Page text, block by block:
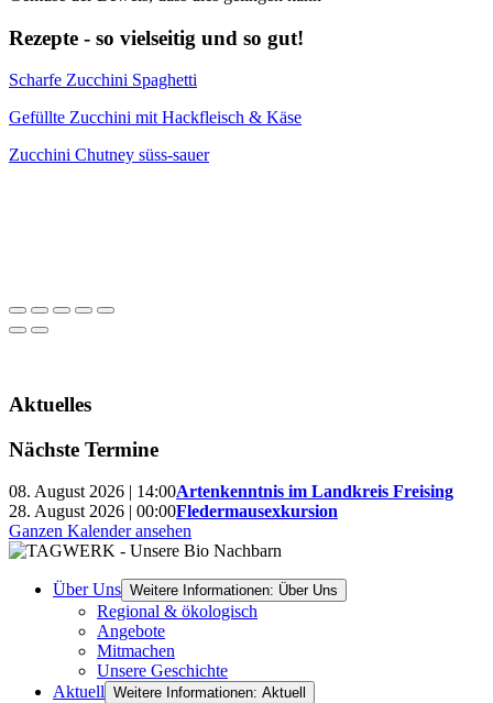
Rezepte - so vielseitig und so gut!
Scharfe Zucchini Spaghetti
Gefüllte Zucchini mit Hackfleisch & Käse
Zucchini Chutney süss-sauer
Aktuelles
Nächste Termine
08. August 2026 | 14:00Artenkenntnis im Landkreis Freising
28. August 2026 | 00:00Fledermausexkursion
Ganzen Kalender ansehen
Über Uns Weitere Informationen: Über Uns
Regional & ökologisch
Angebote
Mitmachen
Unsere Geschichte
Aktuell Weitere Informationen: Aktuell